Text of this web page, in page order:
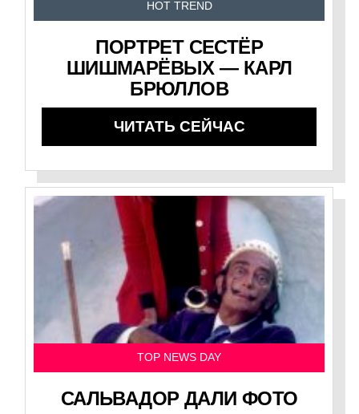
HOT TREND
ПОРТРЕТ СЕСТЁР
ШИШМАРЁВЫХ — КАРЛ
БРЮЛЛОВ
ЧИТАТЬ СЕЙЧАС
TOP NEWS DAY
САЛЬВАДОР ДАЛИ ФОТО